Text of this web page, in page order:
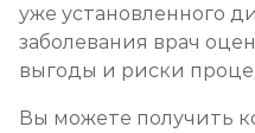
уже установленного
заболевания врач
выгоды и риски
Вы можете получить